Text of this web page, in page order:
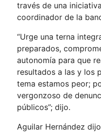
través de una
coordinador de la
“Urge una terna
preparados,
autonomía para que
resultados a las y los
tema estamos peor;
vergonzoso de
públicos”; dijo.
Aguilar Hernández